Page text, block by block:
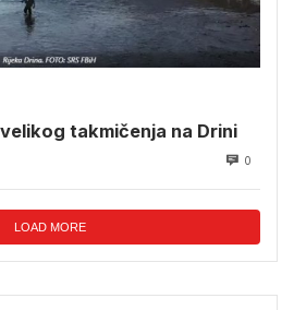
takmičenja na Drini
0
LOAD MORE